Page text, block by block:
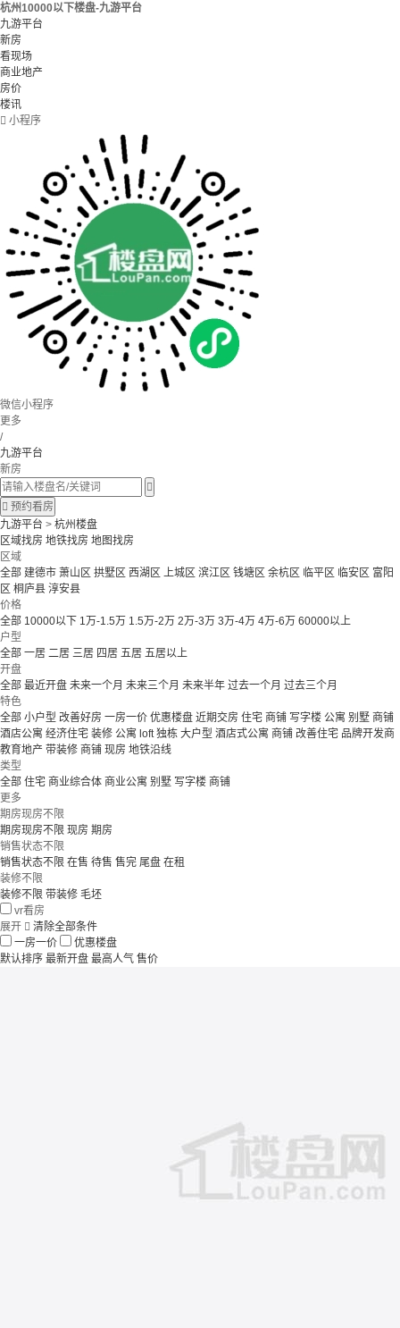
杭州10000以下楼盘-九游平台
九游平台
新房
看现场
商业地产
房价
楼讯
 小程序
微信小程序
更多
/
九游平台
新房

 预约看房
九游平台 > 杭州楼盘
区域找房 地铁找房 地图找房
区域
全部 建德市 萧山区 拱墅区 西湖区 上城区 滨江区 钱塘区 余杭区 临平区 临安区 富阳
区 桐庐县 淳安县
价格
全部 10000以下 1万-1.5万 1.5万-2万 2万-3万 3万-4万 4万-6万 60000以上
户型
全部 一居 二居 三居 四居 五居 五居以上
开盘
全部 最近开盘 未来一个月 未来三个月 未来半年 过去一个月 过去三个月
特色
全部 小户型 改善好房 一房一价 优惠楼盘 近期交房 住宅 商铺 写字楼 公寓 别墅 商铺
酒店公寓 经济住宅 装修 公寓 loft独栋 大户型 酒店式公寓 商铺 改善住宅 品牌开发商
教育地产 带装修 商铺 现房 地铁沿线
类型
全部 住宅 商业综合体 商业公寓 别墅 写字楼 商铺
更多
期房现房不限
期房现房不限 现房 期房
销售状态不限
销售状态不限 在售 待售 售完 尾盘 在租
装修不限
装修不限 带装修 毛坯
vr看房
展开  清除全部条件
一房一价
优惠楼盘
默认排序 最新开盘 最高人气 售价